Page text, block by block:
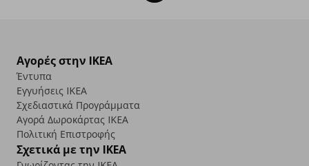
Αγορές στην IKEA
Έντυπα
Εγγυήσεις IKEA
Σχεδιαστικά Προγράμματα
Αγορά Δωρoκάρτας IKEA
Πολιτική Επιστροφής
Σχετικά με την IKEA